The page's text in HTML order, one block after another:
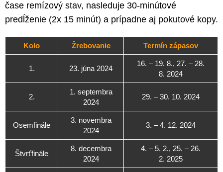
čase remízový stav, nasleduje 30-minútové
predĺženie (2x 15 minút) a prípadne aj pokutové kopy.
Kolo Žrebovanie Termín zápasov
1. 23. júna 2024
16. – 19. 8., 27. – 28.
8. 2024
2.
1. septembra
2024
29. – 30. 10. 2024
Osemfinále
3. novembra
2024
3. – 4. 12. 2024
Štvrťfinále
8. decembra
2024
4. – 5. 2., 25. – 26.
2. 2025